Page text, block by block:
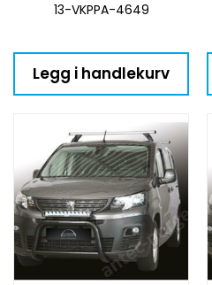
13-VKPPA-4649
Legg i handlekurv